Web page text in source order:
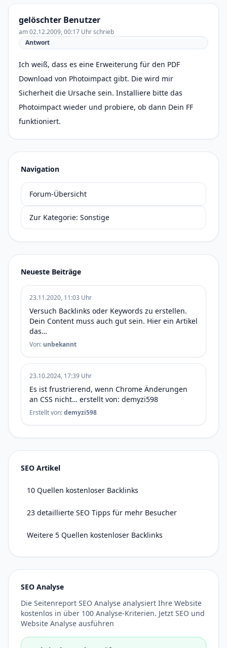
gelöschter Benutzer
am 02.12.2009, 00:17 Uhr schrieb
Antwort
Ich weiß, dass es eine Erweiterung für den PDF
Download von Photoimpact gibt. Die wird mir
Sicherheit die Ursache sein. Installiere bitte das
Photoimpact wieder und probiere, ob dann Dein FF
funktioniert.
Navigation
Forum-Übersicht
Zur Kategorie: Sonstige
Neueste Beiträge
23.11.2020, 11:03 Uhr
Versuch Backlinks oder Keywords zu erstellen.
Dein Content muss auch gut sein. Hier ein Artikel
das…
Von: unbekannt
23.10.2024, 17:39 Uhr
Es ist frustrierend, wenn Chrome Änderungen
an CSS nicht… erstellt von: demyzi598
Erstellt von:demyzi598
SEO Artikel
10 Quellen kostenloser Backlinks
23 detaillierte SEO Tipps für mehr Besucher
Weitere 5 Quellen kostenloser Backlinks
SEO Analyse
Die Seitenreport SEO Analyse analysiert Ihre Website
kostenlos in über 100 Analyse-Kriterien. Jetzt SEO und
Website Analyse ausführen